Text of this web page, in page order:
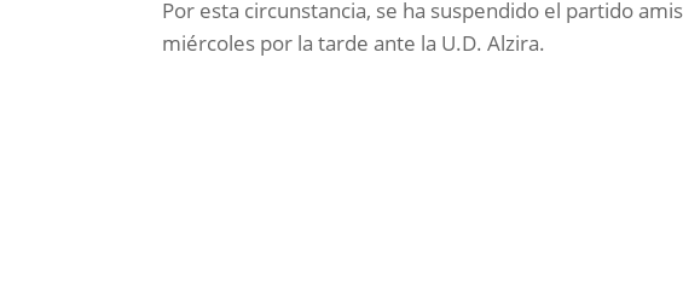
Por esta circunstancia, se ha suspendido el partido
miércoles por la tarde ante la U.D. Alzira.